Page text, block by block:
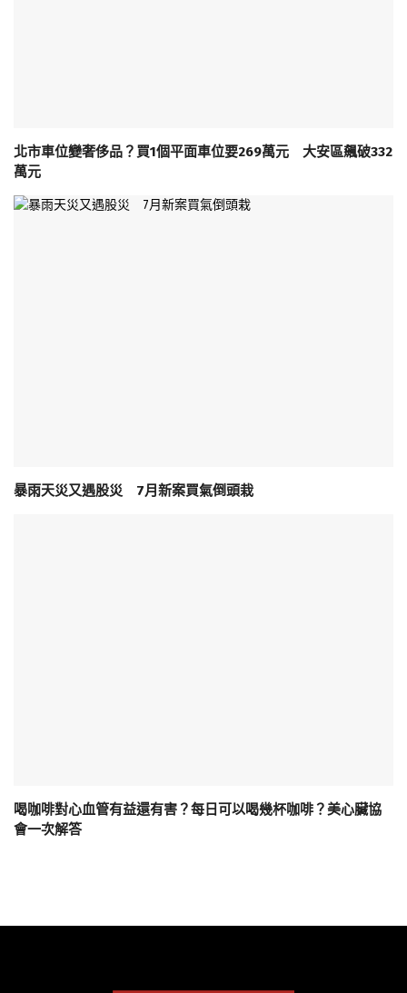
北市車位變奢侈品？買1個平面車位要269萬元 大安區飆破332
萬元
暴雨天災又遇股災 7月新案買氣倒頭栽
喝咖啡對心血管有益還有害？每日可以喝幾杯咖啡？美心臟協
會一次解答